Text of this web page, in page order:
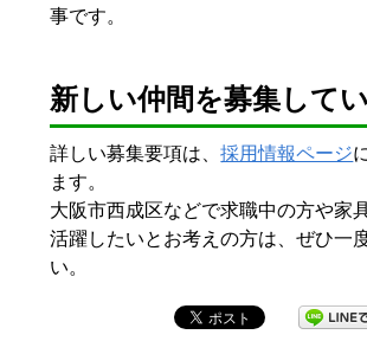
事です。
新しい仲間を募集して
詳しい募集要項は、採用情報ページ
ます。
大阪市西成区などで求職中の方や家
活躍したいとお考えの方は、ぜひ一
い。